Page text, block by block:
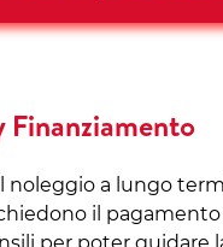
Finanziamento
noleggio a lungo
il pagamento